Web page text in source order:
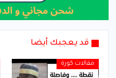
قد يعجبك أيضا
مقالات كورة